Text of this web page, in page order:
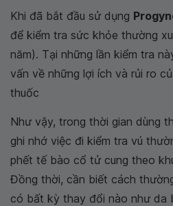
Khi đã bắt đầu sử dụng
để kiểm tra sức khỏe thường
năm). Tại những lần kiểm tra
vấn về những lợi ích và rủi ro
thuốc
Như vậy, trong thời gian dùng
ghi nhớ việc đi kiểm tra vú
phết tế bào cổ tử cung theo
Đồng thời, cần biết cách
có bất kỳ thay đổi nào như da